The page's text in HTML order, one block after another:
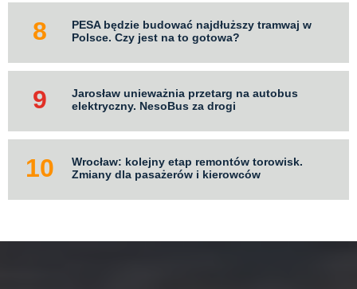
PESA będzie budować najdłuższy tramwaj w
Polsce. Czy jest na to gotowa?
Jarosław unieważnia przetarg na autobus
elektryczny. NesoBus za drogi
Wrocław: kolejny etap remontów torowisk.
Zmiany dla pasażerów i kierowców